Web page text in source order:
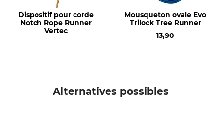
Made in Czech Republic
Couleur
rouge-blanc
Diamètre de corde
Dispositif pour corde
Notch Rope Runner
Vertec
Mousqueton ovale Evo
Trilock Tree Runner
13,90
Alternatives possibles